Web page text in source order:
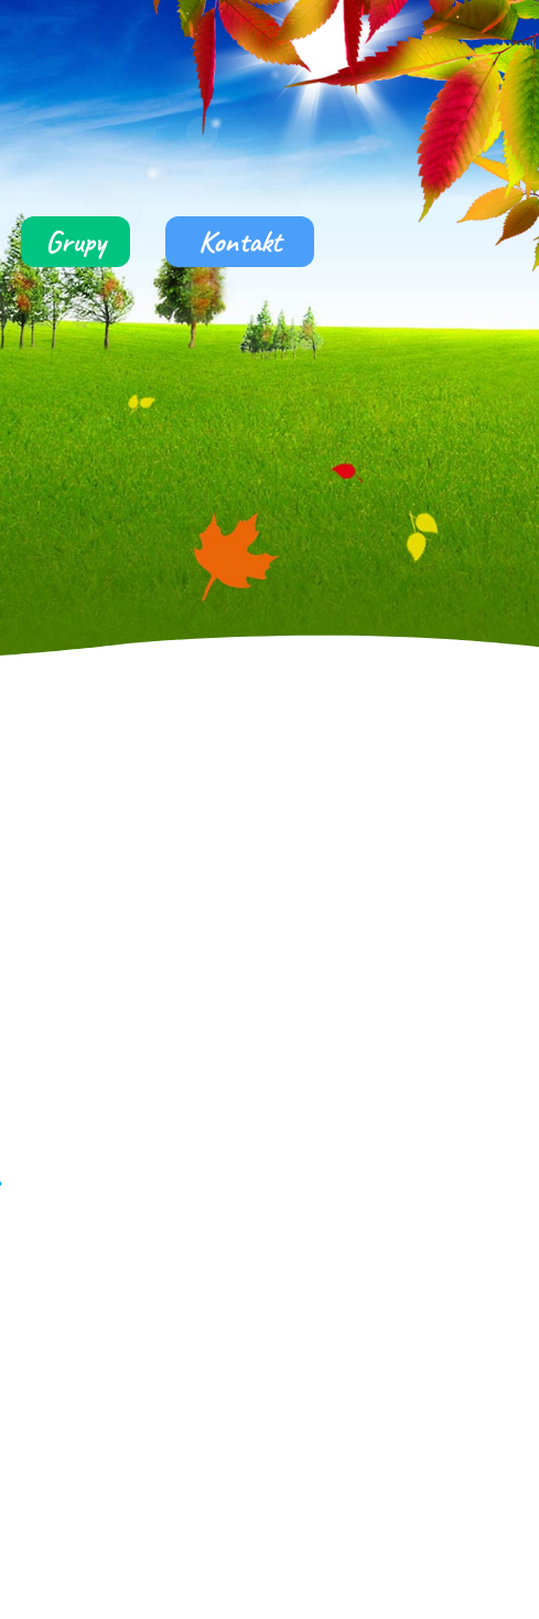
Grupy Kontakt